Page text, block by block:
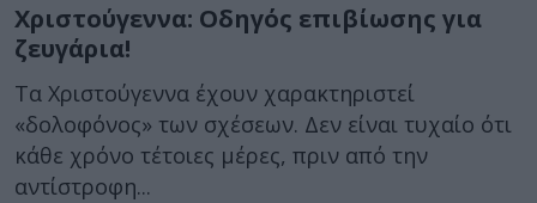
Χριστούγεννα: Οδηγός επιβίωσης για
ζευγάρια!
Τα Χριστούγεννα έχουν χαρακτηριστεί
«δολοφόνος» των σχέσεων. Δεν είναι τυχαίο ότι
κάθε χρόνο τέτοιες μέρες, πριν από την
αντίστροφη...